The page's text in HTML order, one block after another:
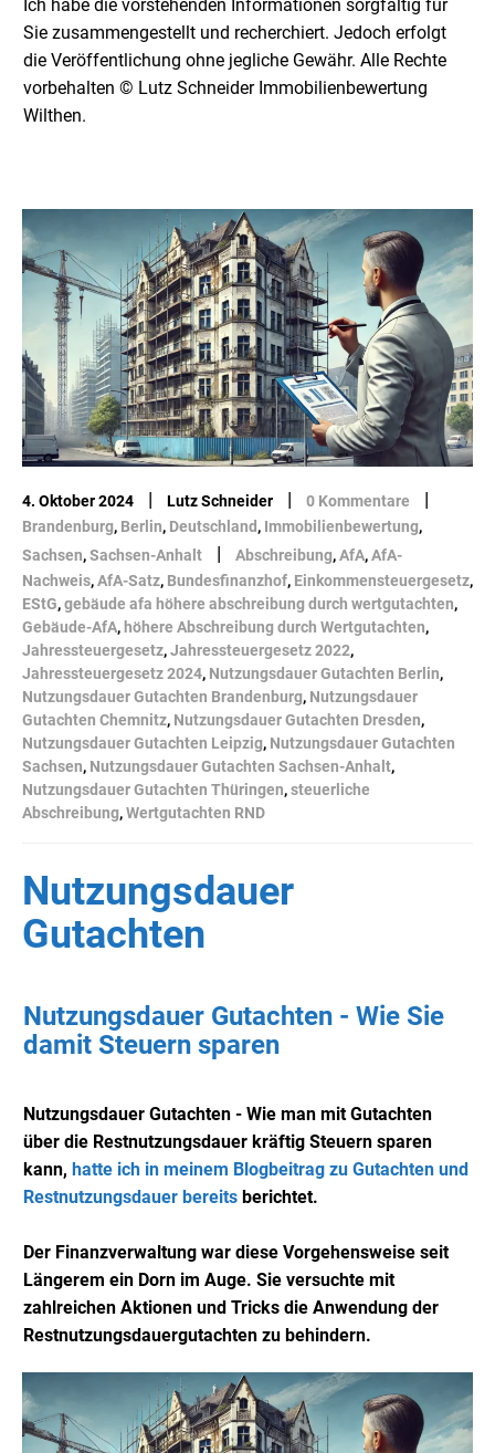
Ich habe die vorstehenden Informationen sorgfältig für
Sie zusammengestellt und recherchiert. Jedoch erfolgt
die Veröffentlichung ohne jegliche Gewähr. Alle Rechte
vorbehalten © Lutz Schneider Immobilienbewertung
Wilthen.
4. Oktober 2024 | Lutz Schneider | 0 Kommentare |
Brandenburg, Berlin, Deutschland , Immobilienbewertung,
Sachsen,Sachsen-Anhalt | Abschreibung,AfA,AfA-
Nachweis,AfA-Satz, Bundesfinanzhof, Einkommensteuergesetz,
EStG,gebäude afa höhere abschreibung durch wertgutachten,
Gebäude-AfA, höhere Abschreibung durch Wertgutachten,
Jahressteuergesetz,Jahressteuergesetz 2022,
Jahressteuergesetz 2024, Nutzungsdauer Gutachten Berlin,
Nutzungsdauer Gutachten Brandenburg, Nutzungsdauer
Gutachten Chemnitz, Nutzungsdauer Gutachten Dresden,
Nutzungsdauer Gutachten Leipzig, Nutzungsdauer Gutachten
Sachsen, Nutzungsdauer Gutachten Sachsen-Anhalt,
Nutzungsdauer Gutachten Thüringen,steuerliche
Abschreibung,Wertgutachten RND
Nutzungsdauer
Gutachten
Nutzungsdauer Gutachten - Wie Sie
damit Steuern sparen
Nutzungsdauer Gutachten - Wie man mit Gutachten
über die Restnutzungsdauer kräftig Steuern sparen
kann, hatte ich in meinem Blogbeitrag zu Gutachten und
Restnutzungsdauer bereits berichtet.
Der Finanzverwaltung war diese Vorgehensweise seit
Längerem ein Dorn im Auge. Sie versuchte mit
zahlreichen Aktionen und Tricks die Anwendung der
Restnutzungsdauergutachten zu behindern.